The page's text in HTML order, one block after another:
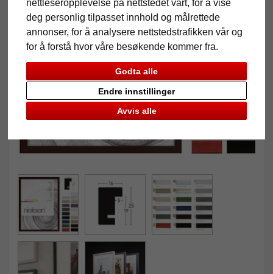
nettleseropplevelse på nettstedet vårt, for å vise
deg personlig tilpasset innhold og målrettede
annonser, for å analysere nettstedstrafikken vår og
for å forstå hvor våre besøkende kommer fra.
Godta alle
Avvis alle
Endre innstillinger
Tilbake